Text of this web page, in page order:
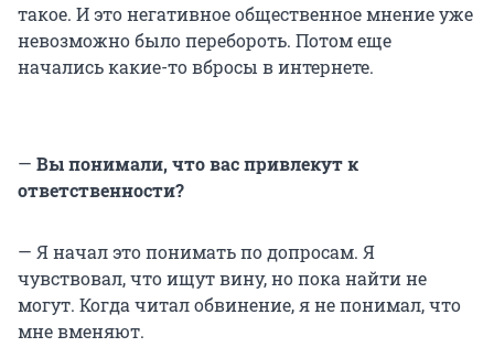
такое. И это негативное общественное мнение уже
невозможно было перебороть. Потом еще
начались какие-то вбросы в интернете.
— Вы понимали, что вас привлекут к
ответственности?
— Я начал это понимать по допросам. Я
чувствовал, что ищут вину, но пока найти не
могут. Когда читал обвинение, я не понимал, что
мне вменяют.